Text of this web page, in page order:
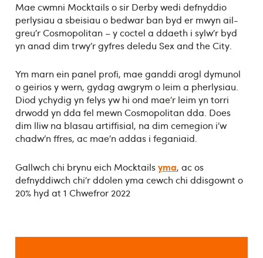
Mae cwmni Mocktails o sir Derby wedi defnyddio
perlysiau a sbeisiau o bedwar ban byd er mwyn ail-
greu’r Cosmopolitan – y coctel a ddaeth i sylw’r byd
yn anad dim trwy’r gyfres deledu Sex and the City.
Ym marn ein panel profi, mae ganddi arogl dymunol
o geirios y wern, gydag awgrym o leim a pherlysiau.
Diod ychydig yn felys yw hi ond mae’r leim yn torri
drwodd yn dda fel mewn Cosmopolitan dda. Does
dim lliw na blasau artiffisial, na dim cemegion i’w
chadw’n ffres, ac mae’n addas i feganiaid.
Gallwch chi brynu eich Mocktailsyma, ac os
defnyddiwch chi’r ddolen yma cewch chi ddisgownt o
20% hyd at 1 Chwefror 2022